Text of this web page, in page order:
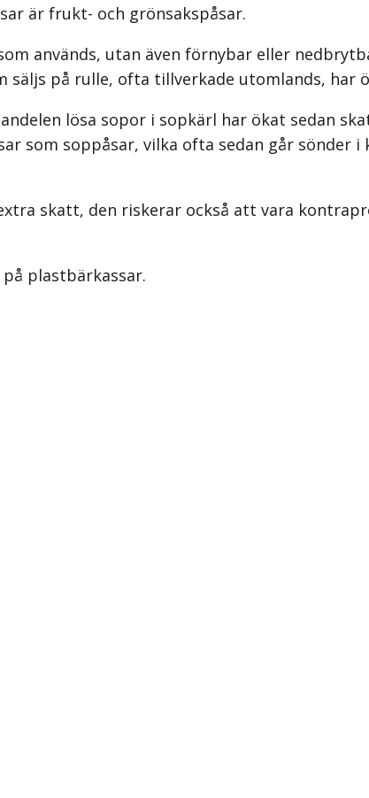
är frukt- och grönsakspåsar.
används, utan även förnybar eller
på rulle, ofta tillverkade utomlands, har
lösa sopor i sopkärl har ökat sedan
som soppåsar, vilka ofta sedan går
skatt, den riskerar också att vara
plastbärkassar.